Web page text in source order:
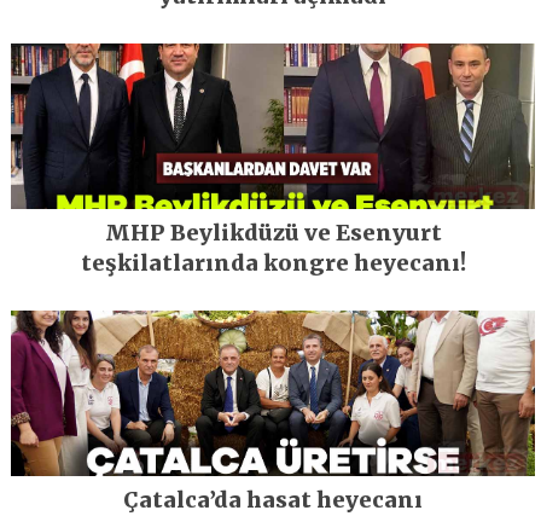
MHP Beylikdüzü ve Esenyurt
teşkilatlarında kongre heyecanı!
Çatalca’da hasat heyecanı